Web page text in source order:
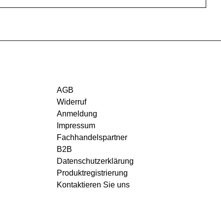
AGB
Widerruf
Anmeldung
Impressum
Fachhandelspartner
B2B
Datenschutzerklärung
Produktregistrierung
Kontaktieren Sie uns